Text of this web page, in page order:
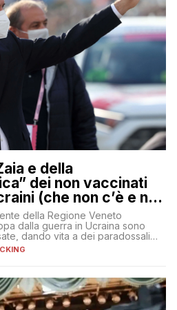
e della
dei non vaccinati
(che non c’è e non
della Regione Veneto
dalla guerra in Ucraina sono
dando vita a dei paradossali